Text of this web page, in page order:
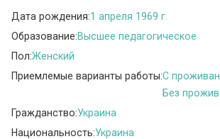
Дата рождения:1 апреля 1969 г.
Образование:Высшее педагогическое
Пол:Женский
Приемлемые варианты работы:C
Без
Гражданство:Украина
Национальность:Украина